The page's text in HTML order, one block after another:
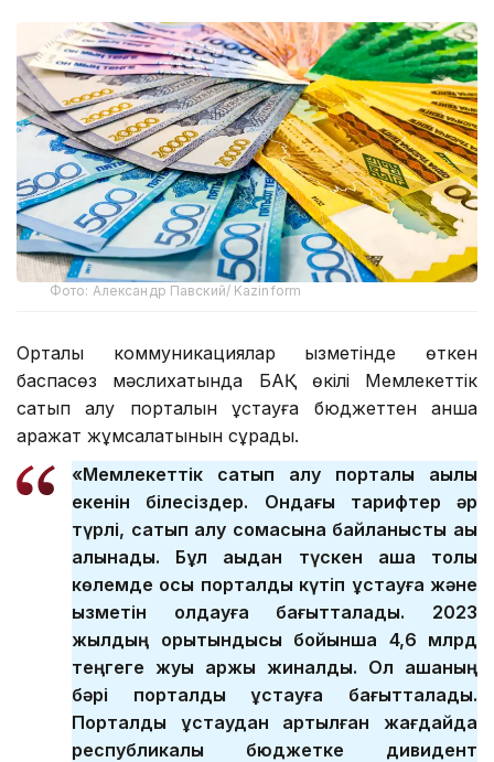
Фото: Александр Павский/ Kazinform
Орталық коммуникациялар қызметінде өткен
баспасөз мәслихатында БАҚ өкілі Мемлекеттік
сатып алу порталын ұстауға бюджеттен қанша
қаражат жұмсалатынын сұрады.
«Мемлекеттік сатып алу порталы ақылы
екенін білесіздер. Ондағы тарифтер әр
түрлі, сатып алу сомасына байланысты ақы
алынады. Бұл ақыдан түскен ақша толық
көлемде осы порталды күтіп ұстауға және
қызметін қолдауға бағытталады. 2023
жылдың қорытындысы бойынша 4,6 млрд
теңгеге жуық қаржы жиналды. Ол ақшаның
бәрі порталды ұстауға бағытталады.
Порталды ұстаудан артылған жағдайда
республикалық бюджетке дивидент